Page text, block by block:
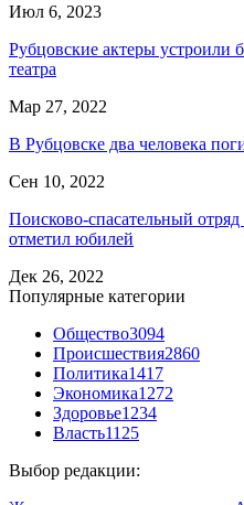
Июл 6, 2023
Рубцовские актеры устроили
театра
Мар 27, 2022
В Рубцовске два человека
Сен 10, 2022
Поисково-спасательный
отметил юбилей
Дек 26, 2022
Популярные категории
Общество3094
Происшествия2860
Политика1417
Экономика1272
Здоровье1234
Власть1125
Выбор редакции: